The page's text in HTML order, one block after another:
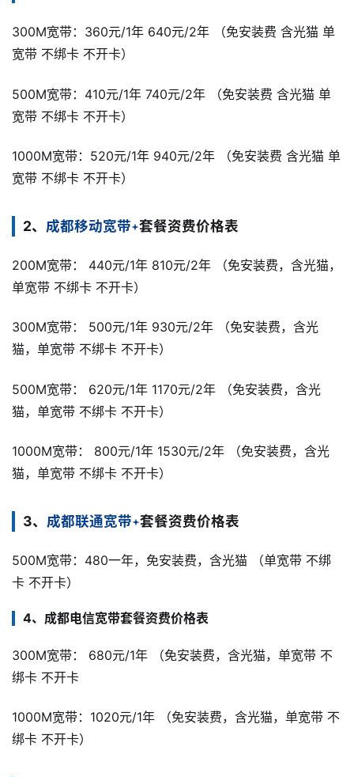
300M宽带：360元/1年 640元/2年 （免安装费 含光猫 单
宽带 不绑卡 不开卡）
500M宽带：410元/1年 740元/2年 （免安装费 含光猫 单
宽带 不绑卡 不开卡）
1000M宽带：520元/1年 940元/2年 （免安装费 含光猫 单
宽带 不绑卡 不开卡）
2、 成都移动宽带 套餐资费价格表
200M宽带： 440元/1年 810元/2年 （免安装费，含光猫，
单宽带 不绑卡 不开卡）
300M宽带： 500元/1年 930元/2年 （免安装费，含光
猫，单宽带 不绑卡 不开卡）
500M宽带： 620元/1年 1170元/2年 （免安装费，含光
猫，单宽带 不绑卡 不开卡）
1000M宽带： 800元/1年 1530元/2年 （免安装费，含光
猫，单宽带 不绑卡 不开卡）
3、 成都联通宽带 套餐资费价格表
500M宽带：480一年，免安装费，含光猫 （单宽带 不绑
卡 不开卡）
4、成都电信宽带套餐资费价格表
300M宽带： 680元/1年 （免安装费，含光猫，单宽带 不
绑卡 不开卡
1000M宽带：1020元/1年 （免安装费，含光猫，单宽带 不
绑卡 不开卡）